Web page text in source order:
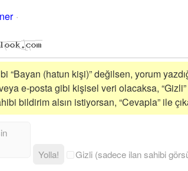
“Bayan (hatun kişi)” değilsen, yorum
e-posta gibi kişisel veri olacaksa,
bildirim alsın istiyorsan, “Cevapla” ile
Yolla! Gizli (sadece ilan sahibi